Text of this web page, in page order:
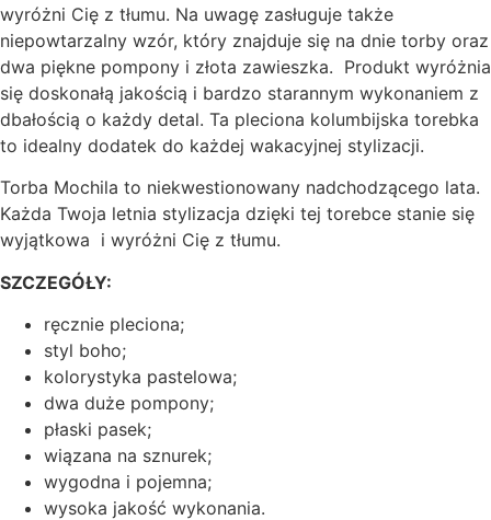
wyróżni Cię z tłumu. Na uwagę zasługuje także
niepowtarzalny wzór, który znajduje się na dnie torby oraz
dwa piękne pompony i złota zawieszka. Produkt wyróżnia
się doskonałą jakością i bardzo starannym wykonaniem z
dbałością o każdy detal. Ta pleciona kolumbijska torebka
to idealny dodatek do każdej wakacyjnej stylizacji.
Torba Mochila to niekwestionowany nadchodzącego lata.
Każda Twoja letnia stylizacja dzięki tej torebce stanie się
wyjątkowa i wyróżni Cię z tłumu.
SZCZEGÓŁY:
ręcznie pleciona;
styl boho;
kolorystyka pastelowa;
dwa duże pompony;
płaski pasek;
wiązana na sznurek;
wygodna i pojemna;
wysoka jakość wykonania.